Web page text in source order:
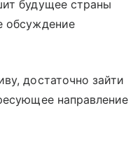
будущее страны
обсуждение
достаточно зайти
направление